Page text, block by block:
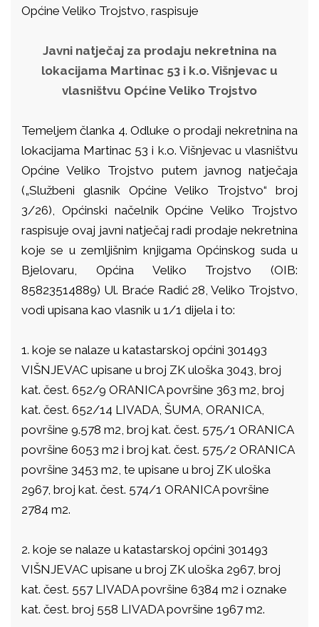
Općine Veliko Trojstvo, raspisuje
Javni natječaj za prodaju nekretnina na
lokacijama Martinac 53 i k.o. Višnjevac u
vlasništvu Općine Veliko Trojstvo
Temeljem članka 4. Odluke o prodaji nekretnina na
lokacijama Martinac 53 i k.o. Višnjevac u vlasništvu
Općine Veliko Trojstvo putem javnog natječaja
(„Službeni glasnik Općine Veliko Trojstvo“ broj
3/26), Općinski načelnik Općine Veliko Trojstvo
raspisuje ovaj javni natječaj radi prodaje nekretnina
koje se u zemljišnim knjigama Općinskog suda u
Bjelovaru, Općina Veliko Trojstvo (OIB:
85823514889) Ul. Braće Radić 28, Veliko Trojstvo,
vodi upisana kao vlasnik u 1/1 dijela i to:
1. koje se nalaze u katastarskoj općini 301493
VIŠNJEVAC upisane u broj ZK uloška 3043, broj
kat. čest. 652/9 ORANICA površine 363 m2, broj
kat. čest. 652/14 LIVADA, ŠUMA, ORANICA,
površine 9.578 m2, broj kat. čest. 575/1 ORANICA
površine 6053 m2 i broj kat. čest. 575/2 ORANICA
površine 3453 m2, te upisane u broj ZK uloška
2967, broj kat. čest. 574/1 ORANICA površine
2784 m2.
2. koje se nalaze u katastarskoj općini 301493
VIŠNJEVAC upisane u broj ZK uloška 2967, broj
kat. čest. 557 LIVADA površine 6384 m2 i oznake
kat. čest. broj 558 LIVADA površine 1967 m2.